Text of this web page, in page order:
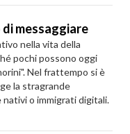
messaggiare
nella vita della
pochi possono oggi
Nel frattempo si è
la stragrande
nativi o immigrati digitali.